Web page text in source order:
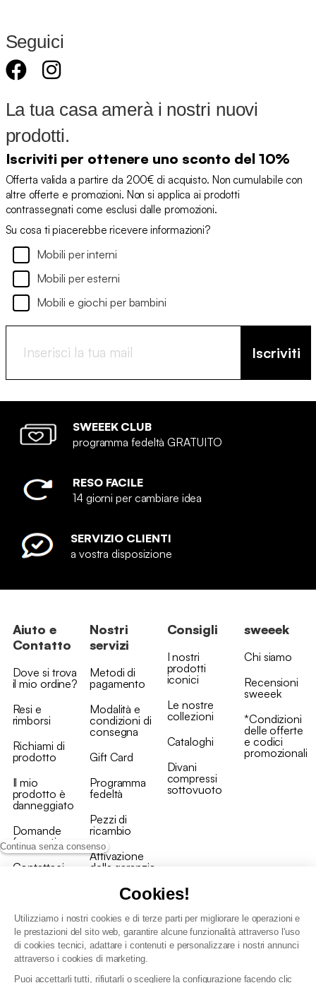
Continua senza consenso
Cookies!
Utilizziamo i nostri cookies e di terze parti per migliorare le operazioni e
le prestazioni del sito web, garantire alcune funzionalità attraverso l'uso
di cookies tecnici, adattare i contenuti e personalizzare i nostri annunci
attraverso i cookies di marketing.
Puoi accettarli tutti, rifiutarli o scegliere la configurazione facendo clic
Seguici
La tua casa amerà i nostri nuovi
prodotti.
Iscriviti per ottenere uno sconto del 10%
Offerta valida a partire da 200€ di acquisto. Non cumulabile con
altre offerte e promozioni. Non si applica ai prodotti
contrassegnati come esclusi dalle promozioni.
Su cosa ti piacerebbe ricevere informazioni?
Mobili per interni
Mobili per esterni
Mobili e giochi per bambini
Iscriviti
SWEEEK CLUB
programma fedeltà GRATUITO
RESO FACILE
14 giorni per cambiare idea
SERVIZIO CLIENTI
a vostra disposizione
Aiuto e
Contatto
Dove si trova
il mio ordine?
Resi e
rimborsi
Richiami di
prodotto
Il mio
prodotto è
danneggiato
Domande
frequenti
Contattaci
Nostri
servizi
Metodi di
pagamento
Modalità e
condizioni di
consegna
Gift Card
Programma
fedeltà
Pezzi di
ricambio
Attivazione
della garanzia
Consigli
I nostri
prodotti
iconici
Le nostre
collezioni
Cataloghi
Divani
compressi
sottovuoto
sweeek
Chi siamo
Recensioni
sweeek
*Condizioni
delle offerte
e codici
promozionali
Condizioni generali vendita